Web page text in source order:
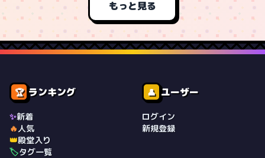
もっと見る
🏆 ランキング
✨新着
🔥人気
👑殿堂入り
🏷️タグ一覧
👤 ユーザー
ログイン
新規登録